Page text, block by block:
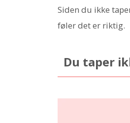
Siden du ikke
føler det er riktig.
Du taper